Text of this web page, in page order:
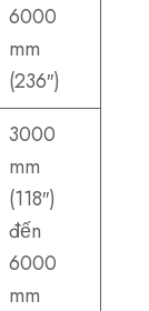
6000
mm
(236″)
3000
mm
(118″)
đến
6000
mm